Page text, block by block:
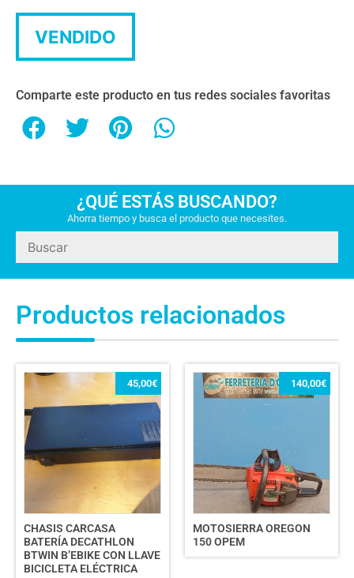
VENDIDO
Comparte este producto en tus redes sociales favoritas
¿QUÉ ESTÁS BUSCANDO?
Ahorra tiempo y busca el producto que necesites.
Productos relacionados
CHASIS CARCASA
BATERÍA DECATHLON
BTWIN B’EBIKE CON LLAVE
BICICLETA ELÉCTRICA
45,00€
MOTOSIERRA OREGON
150 OPEM
140,00€